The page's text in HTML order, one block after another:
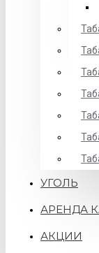
УГОЛЬ
АРЕНДА
АКЦИИ